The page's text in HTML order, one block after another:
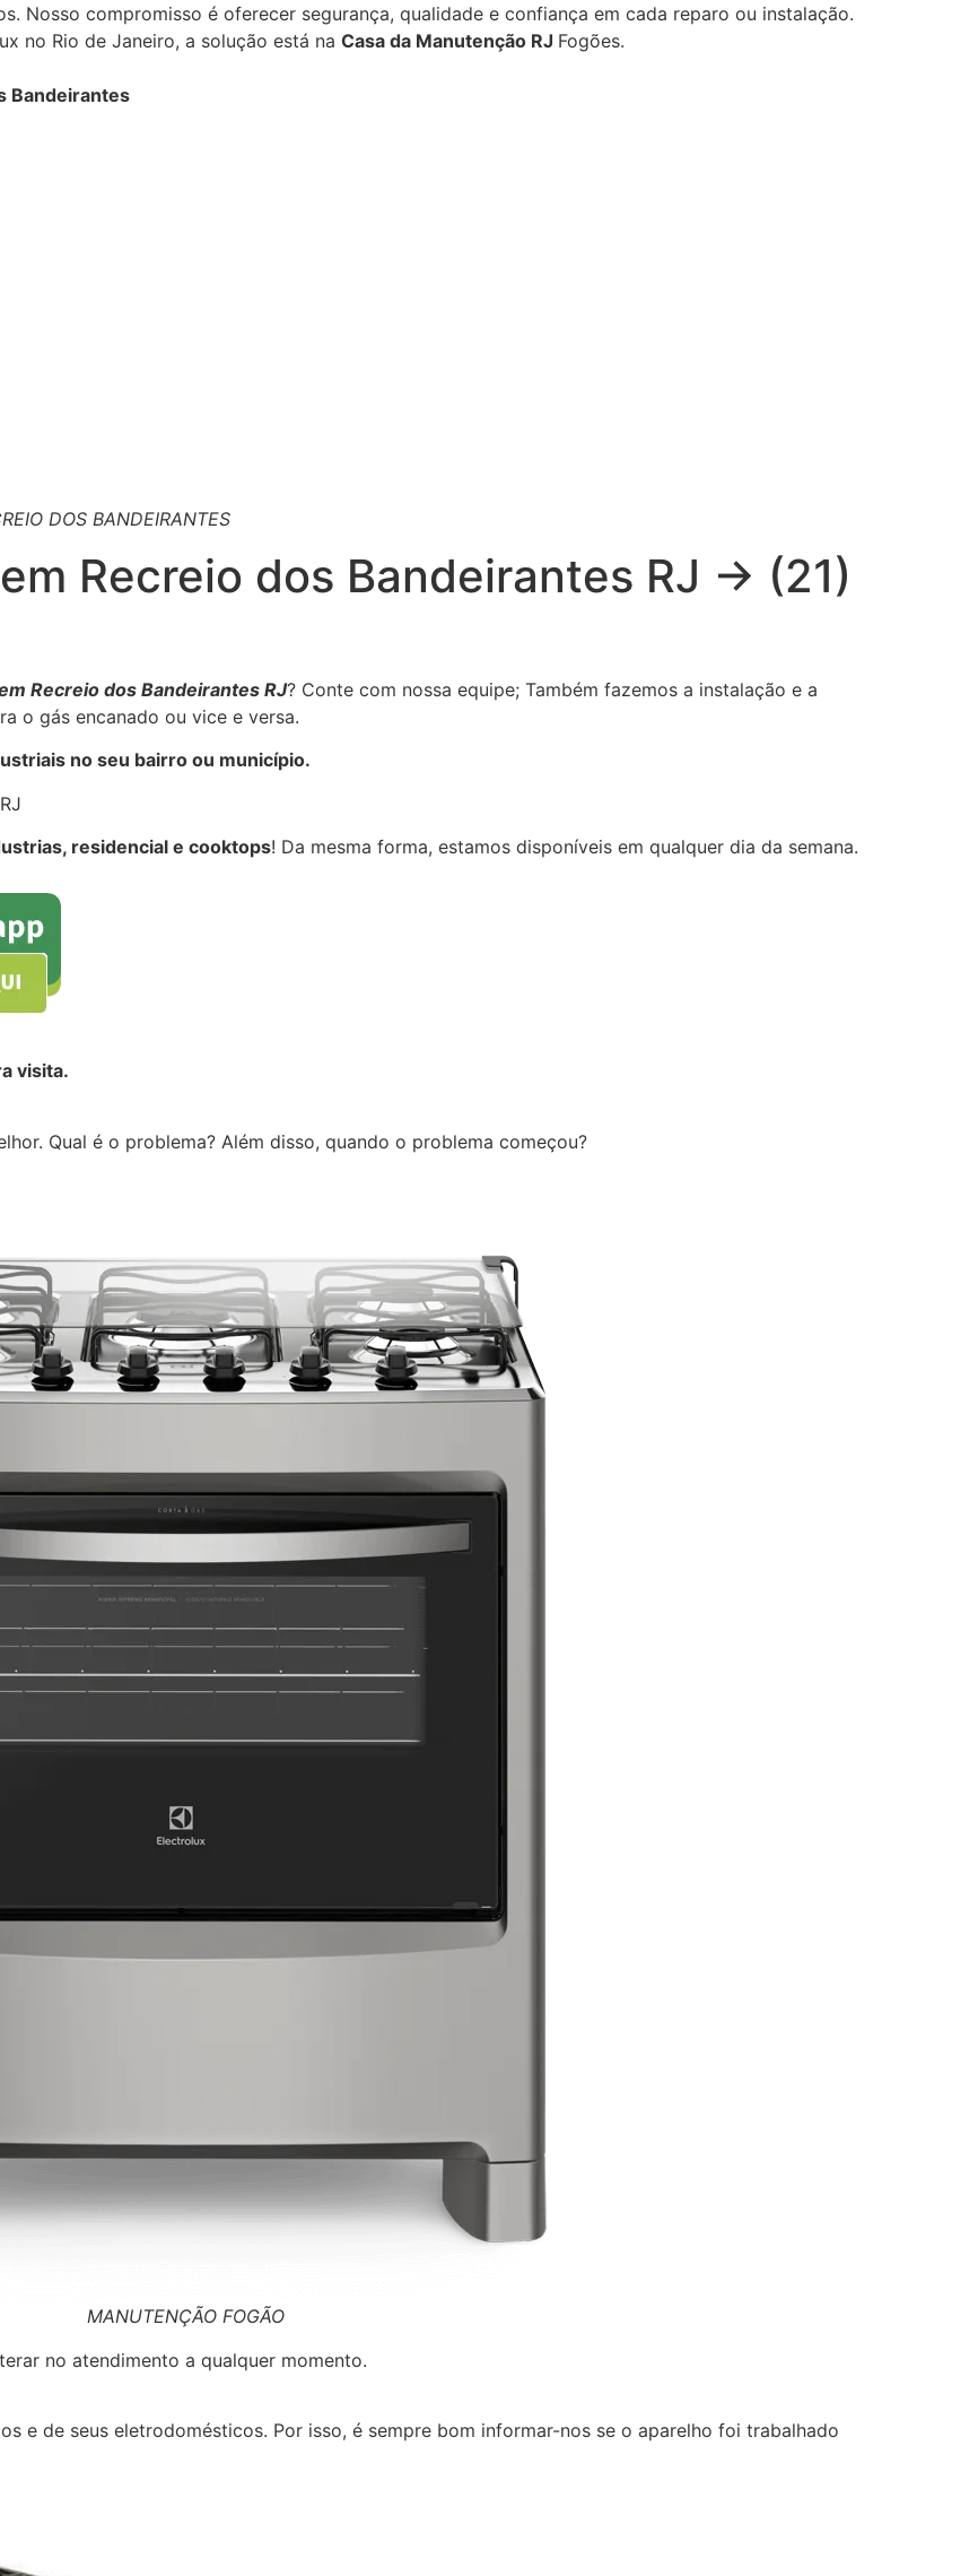
Nosso compromisso é oferecer segurança, qualidade e confiança em cada reparo ou instalação.
no Rio de Janeiro, a solução está na Casa da Manutenção RJ Fogões.
Bandeirantes
DOS BANDEIRANTES
Recreio dos Bandeirantes RJ → (21)
Recreio dos Bandeirantes RJ? Conte com nossa equipe; Também fazemos a instalação e a
o gás encanado ou vice e versa.
no seu bairro ou município.
residencial e cooktops! Da mesma forma, estamos disponíveis em qualquer dia da semana.
visita.
Qual é o problema? Além disso, quando o problema começou?
MANUTENÇÃO FOGÃO
no atendimento a qualquer momento.
e de seus eletrodomésticos. Por isso, é sempre bom informar-nos se o aparelho foi trabalhado